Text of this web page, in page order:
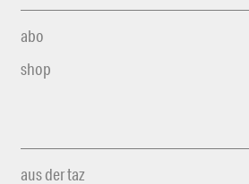
abo
shop
aus der taz